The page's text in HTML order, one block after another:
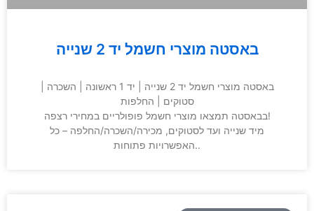
באסטה מוצרי חשמל יד 2 שנייה
באסטה מוצרי חשמל יד 2 שנייה | יד 1 ראשונה | השכרה |
סטוקים | החלפות
בבאסטה תמצאו מוצרי חשמל פופולריים במחירי רצפה!
מיד שנייה ועד לסטוקים, מכירה/השכרה/החלפה – כל
האפשרויות פתוחות..